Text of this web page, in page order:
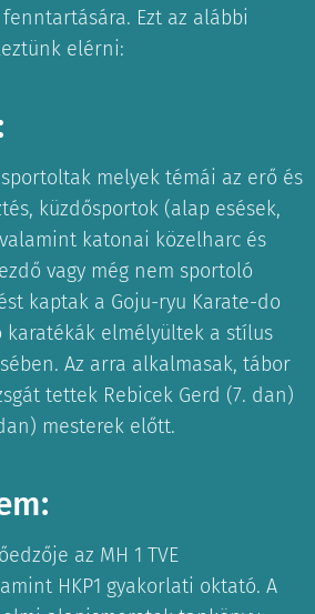
Ezt az alábbi
elérni:
melyek témái az erő és
küzdősportok (alap esések,
katonai közelharc és
vagy még nem sportoló
kaptak a Goju-ryu Karate-do
elmélyültek a stílus
Az arra alkalmasak, tábor
tettek Rebicek Gerd (7. dan)
mesterek előtt.
az MH 1 TVE
HKP1 gyakorlati oktató. A